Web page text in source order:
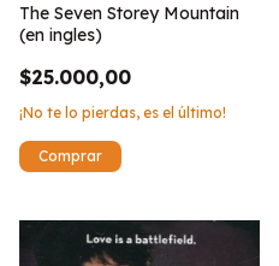
The Seven Storey Mountain
(en ingles)
$25.000,00
¡No te lo pierdas, es el último!